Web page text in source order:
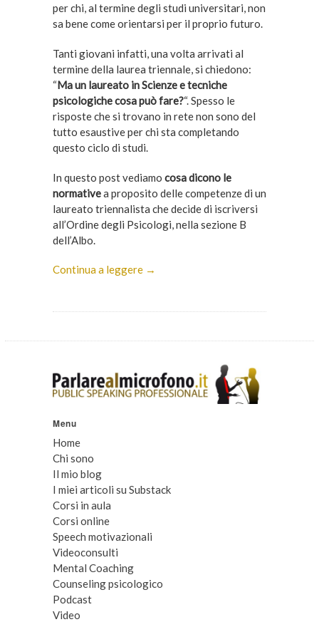
per chi, al termine degli studi universitari, non
sa bene come orientarsi per il proprio futuro.
Tanti giovani infatti, una volta arrivati al
termine della laurea triennale, si chiedono:
“Ma un laureato in Scienze e tecniche
psicologiche cosa può fare?“. Spesso le
risposte che si trovano in rete non sono del
tutto esaustive per chi sta completando
questo ciclo di studi.
In questo post vediamo cosa dicono le
normativea proposito delle competenze di un
laureato triennalista che decide di iscriversi
all’Ordine degli Psicologi, nella sezione B
dell’Albo.
Continua a leggere →
Menu
Home
Chi sono
Il mio blog
I miei articoli su Substack
Corsi in aula
Corsi online
Speech motivazionali
Videoconsulti
Mental Coaching
Counseling psicologico
Podcast
Video